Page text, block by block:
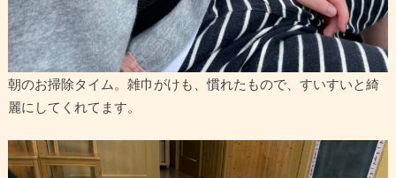
朝のお掃除タイム。雑巾がけも、慣れたもので、すいすいと綺
麗にしてくれてます。